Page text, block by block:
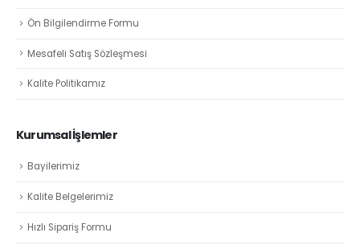
Ön Bilgilendirme Formu
Mesafeli Satış Sözleşmesi
Kalite Politikamız
Kurumsal İşlemler
Bayilerimiz
Kalite Belgelerimiz
Hızlı Sipariş Formu